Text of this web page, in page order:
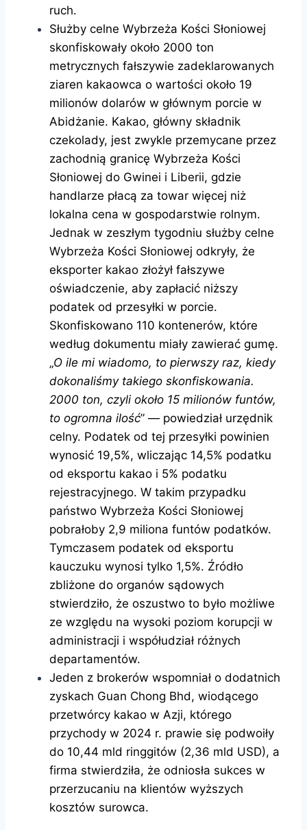
ruch.
Służby celne Wybrzeża Kości Słoniowej
skonfiskowały około 2000 ton
metrycznych fałszywie zadeklarowanych
ziaren kakaowca o wartości około 19
milionów dolarów w głównym porcie w
Abidżanie. Kakao, główny składnik
czekolady, jest zwykle przemycane przez
zachodnią granicę Wybrzeża Kości
Słoniowej do Gwinei i Liberii, gdzie
handlarze płacą za towar więcej niż
lokalna cena w gospodarstwie rolnym.
Jednak w zeszłym tygodniu służby celne
Wybrzeża Kości Słoniowej odkryły, że
eksporter kakao złożył fałszywe
oświadczenie, aby zapłacić niższy
podatek od przesyłki w porcie.
Skonfiskowano 110 kontenerów, które
według dokumentu miały zawierać gumę.
„O ile mi wiadomo, to pierwszy raz, kiedy
dokonaliśmy takiego skonfiskowania.
2000 ton, czyli około 15 milionów funtów,
to ogromna ilość” — powiedział urzędnik
celny. Podatek od tej przesyłki powinien
wynosić 19,5%, wliczając 14,5% podatku
od eksportu kakao i 5% podatku
rejestracyjnego. W takim przypadku
państwo Wybrzeża Kości Słoniowej
pobrałoby 2,9 miliona funtów podatków.
Tymczasem podatek od eksportu
kauczuku wynosi tylko 1,5%. Źródło
zbliżone do organów sądowych
stwierdziło, że oszustwo to było możliwe
ze względu na wysoki poziom korupcji w
administracji i współudział różnych
departamentów.
Jeden z brokerów wspomniał o dodatnich
zyskach Guan Chong Bhd, wiodącego
przetwórcy kakao w Azji, którego
przychody w 2024 r. prawie się podwoiły
do ​​10,44 mld ringgitów (2,36 mld USD), a
firma stwierdziła, że ​​odniosła sukces w
przerzucaniu na klientów wyższych
kosztów surowca.